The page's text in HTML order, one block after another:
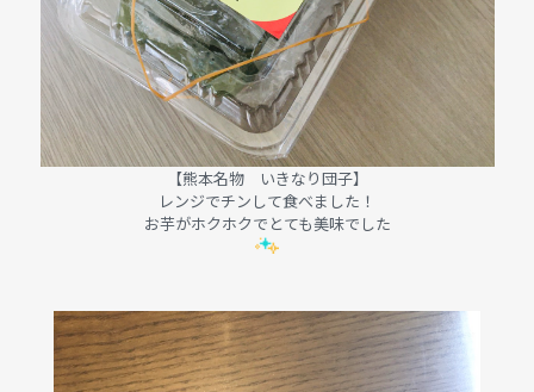
【熊本名物 いきなり団子】
レンジでチンして食べました！
お芋がホクホクでとても美味でした